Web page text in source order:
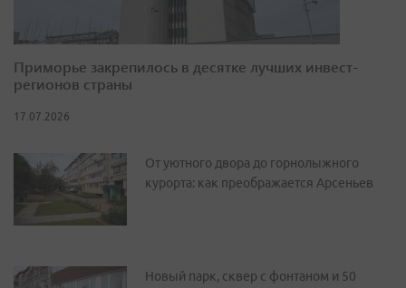
Приморье закрепилось в десятке лучших инвест-
регионов страны
17.07.2026
От уютного двора до горнолыжного
курорта: как преображается Арсеньев
Новый парк, сквер с фонтаном и 50